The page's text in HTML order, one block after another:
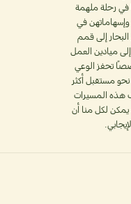
في رحلة ملهمة
في
إلى قمم
ميادين العمل
تحفز الوعي
مستقبل أكثر
هذه المسيرات
يمكن لكل منا أن